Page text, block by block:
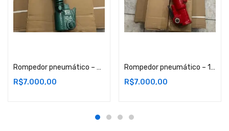
Rompedor pneumático – 20 KG Lote 1- RJ
R$7.000,00
Rompedor pneumático – 10 KG Lote 7– RJ
R$7.000,00